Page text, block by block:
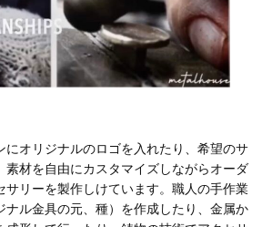
にオリジナルのロゴを入れたり、希望のサ
素材を自由にカスタマイズしながらオーダ
サリーを製作しけています。職人の手作業
ナル金具の元、種）を作成したり、金属か